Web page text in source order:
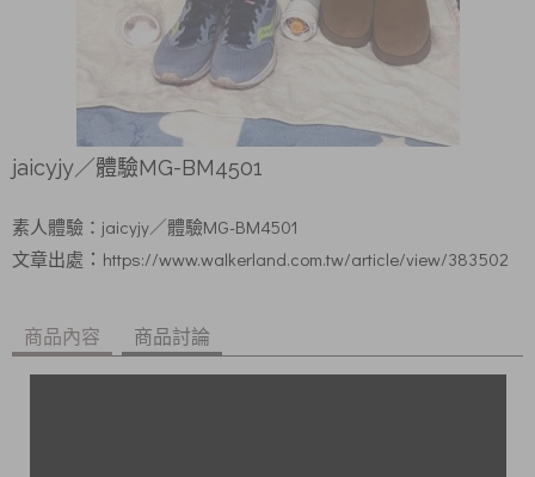
jaicyjy／體驗MG-BM4501
素人體驗： jaicyjy／體驗MG-BM4501
文章出處 ： https://www.walkerland.com.tw/article/view/383502
商品內容 商品討論